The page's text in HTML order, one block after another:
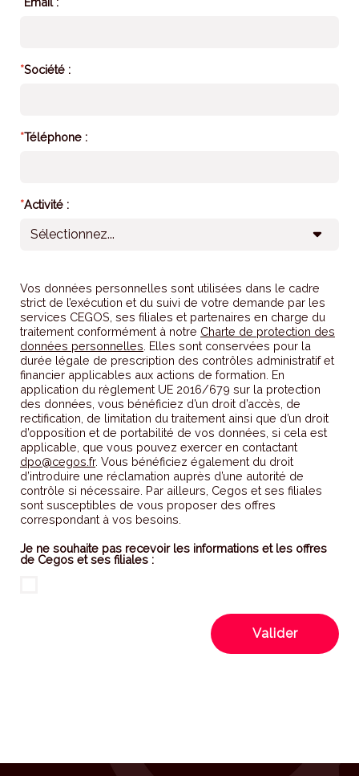
*Société :
*Téléphone :
*Activité :
Vos données personnelles sont utilisées dans le cadre
strict de l’exécution et du suivi de votre demande par les
services CEGOS, ses filiales et partenaires en charge du
traitement conformément à notre Charte de protection des
données personnelles . Elles sont conservées pour la
durée légale de prescription des contrôles administratif et
financier applicables aux actions de formation. En
application du règlement UE 2016/679 sur la protection
des données, vous bénéficiez d’un droit d’accès, de
rectification, de limitation du traitement ainsi que d’un droit
d’opposition et de portabilité de vos données, si cela est
applicable, que vous pouvez exercer en contactant
dpo@cegos.fr. Vous bénéficiez également du droit
d’introduire une réclamation auprès d’une autorité de
contrôle si nécessaire. Par ailleurs, Cegos et ses filiales
sont susceptibles de vous proposer des offres
correspondant à vos besoins.
Je ne souhaite pas recevoir les informations et les offres
de Cegos et ses filiales :
Valider